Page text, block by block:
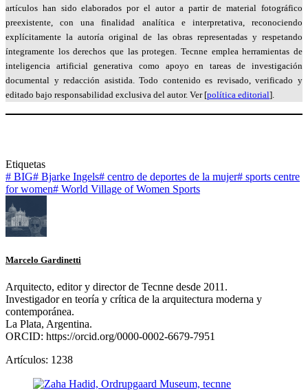
artículos han sido elaborados por el autor a partir de material fotográfico
preexistente, con una finalidad analítica e interpretativa, reconociendo
explícitamente la autoría original de las obras representadas y respetando
íntegramente los derechos que las protegen. Tecnne emplea herramientas de
inteligencia artificial generativa como apoyo en tareas de investigación
documental y redacción asistida. Todo contenido es revisado, verificado y
editado bajo responsabilidad exclusiva del autor. Ver [política editorial].
Etiquetas
# BIG# Bjarke Ingels# centro de deportes de la mujer# sports centre
for women# World Village of Women Sports
Marcelo Gardinetti
Arquitecto, editor y director de Tecnne desde 2011.
Investigador en teoría y crítica de la arquitectura moderna y
contemporánea.
La Plata, Argentina.
ORCID: https://orcid.org/0000-0002-6679-7951
Artículos: 1238